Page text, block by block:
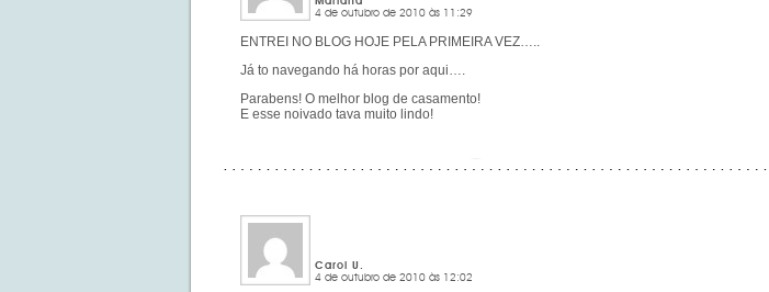
4 de outubro de 2010 às 11:29
ENTREI NO BLOG HOJE PELA PRIMEIRA VEZ…..
Já to navegando há horas por aqui….
Parabens! O melhor blog de casamento!
E esse noivado tava muito lindo!
Carol U.
4 de outubro de 2010 às 12:02